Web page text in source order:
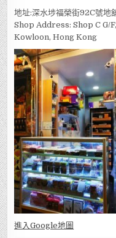
地址:深水埗福榮街92C號
Shop Address: Shop C G/
Kowloon, Hong Kong
進入Google地圖